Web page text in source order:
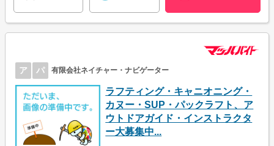
ア パ 有限会社ネイチャー・ナビゲーター
ラフティング・キャニオニング・
カヌー・SUP・パックラフト、ア
ウトドアガイド・インストラクタ
ー大募集中...